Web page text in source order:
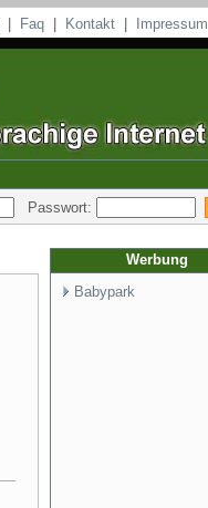
Faq Kontakt Impressum
Passwort:
Werbung
Babypark